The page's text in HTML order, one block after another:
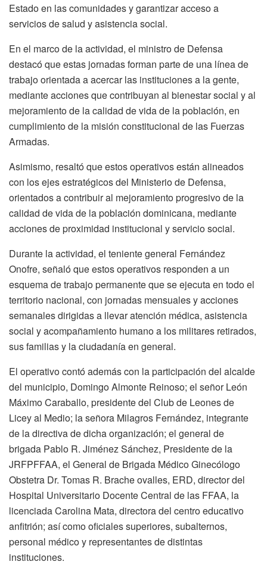
Estado en las comunidades y garantizar acceso a
servicios de salud y asistencia social.
En el marco de la actividad, el ministro de Defensa
destacó que estas jornadas forman parte de una línea de
trabajo orientada a acercar las instituciones a la gente,
mediante acciones que contribuyan al bienestar social y al
mejoramiento de la calidad de vida de la población, en
cumplimiento de la misión constitucional de las Fuerzas
Armadas.
Asimismo, resaltó que estos operativos están alineados
con los ejes estratégicos del Ministerio de Defensa,
orientados a contribuir al mejoramiento progresivo de la
calidad de vida de la población dominicana, mediante
acciones de proximidad institucional y servicio social.
Durante la actividad, el teniente general Fernández
Onofre, señaló que estos operativos responden a un
esquema de trabajo permanente que se ejecuta en todo el
territorio nacional, con jornadas mensuales y acciones
semanales dirigidas a llevar atención médica, asistencia
social y acompañamiento humano a los militares retirados,
sus familias y la ciudadanía en general.
El operativo contó además con la participación del alcalde
del municipio, Domingo Almonte Reinoso; el señor León
Máximo Caraballo, presidente del Club de Leones de
Licey al Medio; la señora Milagros Fernández, integrante
de la directiva de dicha organización; el general de
brigada Pablo R. Jiménez Sánchez, Presidente de la
JRFPFFAA, el General de Brigada Médico Ginecólogo
Obstetra Dr. Tomas R. Brache ovalles, ERD, director del
Hospital Universitario Docente Central de las FFAA, la
licenciada Carolina Mata, directora del centro educativo
anfitrión; así como oficiales superiores, subalternos,
personal médico y representantes de distintas
instituciones.